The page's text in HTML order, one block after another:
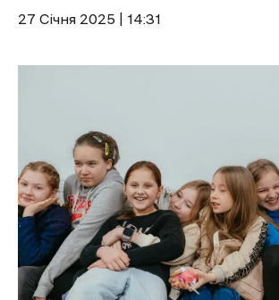
27 Січня 2025 | 14:31